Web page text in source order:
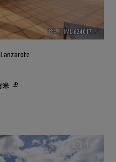
参考. IML-624017 🔗
米
40